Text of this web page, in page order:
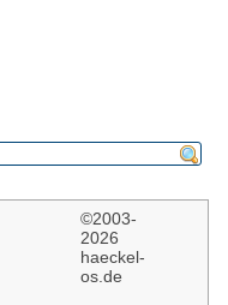
©2003-
2026
haeckel-
os.de